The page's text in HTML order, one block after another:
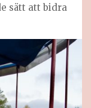
sätt att bidra